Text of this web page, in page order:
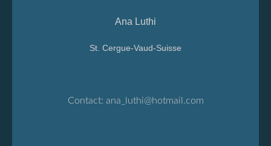
Ana Luthi
St. Cergue-Vaud-Suisse
Contact: ana_luthi@hotmail.com